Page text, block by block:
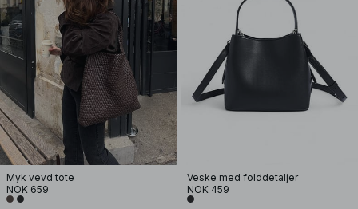
Myk vevd tote
NOK 659
Veske med folddetaljer
NOK 459